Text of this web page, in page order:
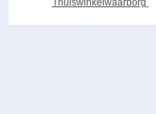
Thuiswinkelwaarborg